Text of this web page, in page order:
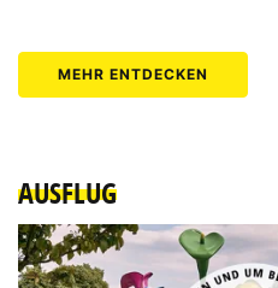
MEHR ENTDECKEN
AUSFLUG